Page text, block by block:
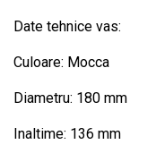
Date tehnice vas:
Culoare: Mocca
Diametru: 180 mm
Inaltime: 136 mm